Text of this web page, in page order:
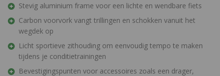
Stevig aluminium frame voor een lichte en wendbare fiets
Carbon voorvork vangt trillingen en schokken vanuit het
wegdek op
Licht sportieve zithouding om eenvoudig tempo te maken
tijdens je conditietrainingen
Bevestigingspunten voor accessoires zoals een drager,